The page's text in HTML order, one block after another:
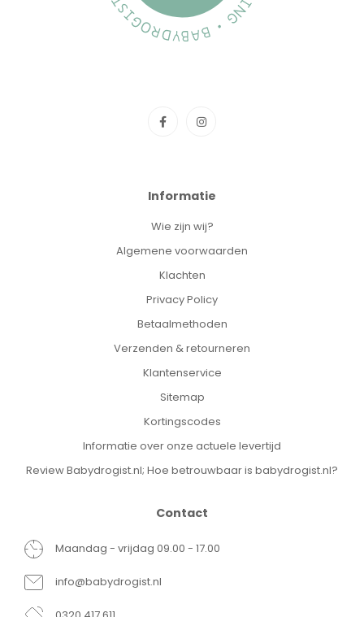
Informatie
Wie zijn wij?
Algemene voorwaarden
Klachten
Privacy Policy
Betaalmethoden
Verzenden & retourneren
Klantenservice
Sitemap
Kortingscodes
Informatie over onze actuele levertijd
Review Babydrogist.nl; Hoe betrouwbaar is babydrogist.nl?
Contact
Maandag - vrijdag 09.00 - 17.00
info@babydrogist.nl